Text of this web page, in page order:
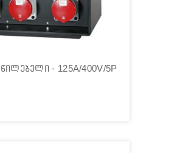
- 125A/400V/5P